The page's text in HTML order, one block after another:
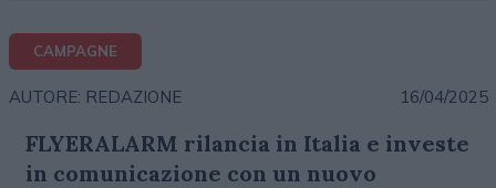
CAMPAGNE
AUTORE: REDAZIONE 16/04/2025
FLYERALARM rilancia in Italia e investe
in comunicazione con un nuovo